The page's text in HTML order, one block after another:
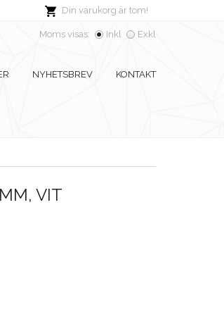
Din varukorg är tom!
Moms visas: Inkl Exkl
NYHETSBREV KONTAKT
VIT